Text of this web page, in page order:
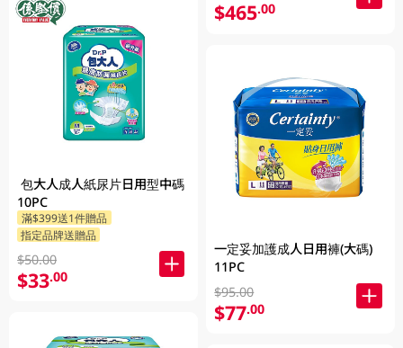
包大人成人紙尿片日用型中碼
10PC
滿$399送1件贈品
指定品牌送贈品
$50.00
$33.00
$465.00
一定妥加護成人日用褲(大碼)
11PC
$95.00
$77.00